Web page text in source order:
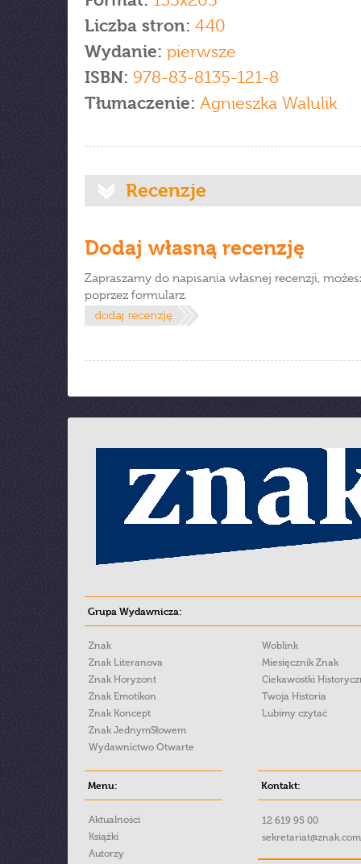
Liczba stron: 440
Wydanie: pierwsze
ISBN: 978-83-8135-121-8
Tłumaczenie: Agnieszka Walulik
Recenzje
Dodaj własną recenzję
Zapraszamy do napisania własnej recenzji,
poprzez formularz.
Grupa Wydawnicza:
Znak
Znak Literanova
Znak Horyzont
Znak Emotikon
Znak Koncept
Znak JednymSłowem
Wydawnictwo Otwarte
Woblink
Miesięcznik Znak
Ciekawostki
Twoja Historia
Lubimy czytać
Menu:
Aktualności
Książki
Autorzy
Kontakt:
12 619 95 00